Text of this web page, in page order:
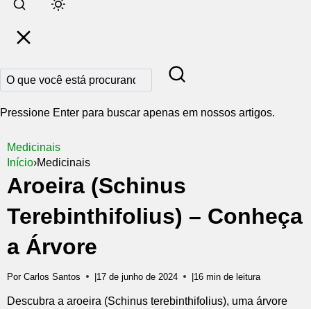
Pular
para
conteúdo
principal
Pressione Enter para buscar apenas em nossos artigos.
Medicinais
Início›Medicinais
Aroeira (Schinus
Terebinthifolius) – Conheça
a Árvore
Por Carlos Santos |17 de junho de 2024 |16 min de leitura
Descubra a aroeira (Schinus terebinthifolius), uma árvore